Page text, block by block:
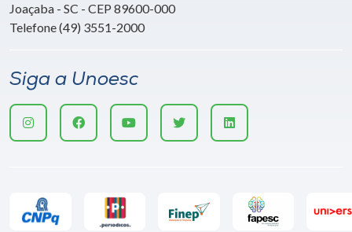
Joaçaba - SC - CEP 89600-000
Telefone (49) 3551-2000
Siga a Unoesc